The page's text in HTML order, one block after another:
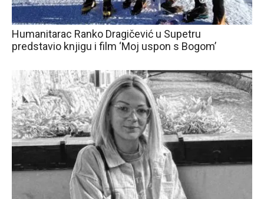
Humanitarac Ranko Dragičević u Supetru
predstavio knjigu i film ‘Moj uspon s Bogom’